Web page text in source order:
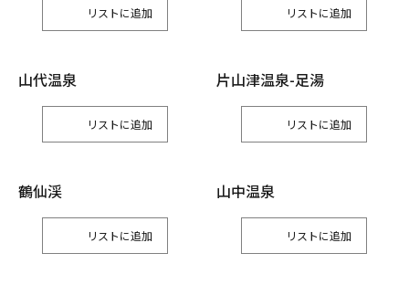
リスト リスト
山代温泉
リスト
片山津温泉-足湯
リスト
鶴仙渓
リスト
山中温泉
リスト